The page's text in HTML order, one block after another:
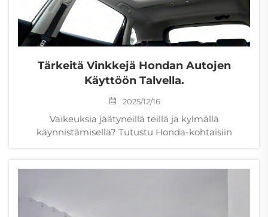
Tärkeitä Vinkkejä Hondan Autojen
Käyttöön Talvella.
2025/12/16
Vaikeuksia jäätyneillä teillä ja kylmällä
käynnistämisellä? Tutustu Honda-kohtaisiin
nyt.